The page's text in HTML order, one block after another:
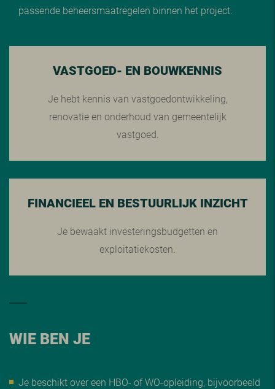
passende beheersmaatregelen binnen het project.
VASTGOED- EN BOUWKENNIS
Je hebt kennis van vastgoedontwikkeling,
renovatie en onderhoud van gemeentelijk
vastgoed.
FINANCIEEL EN BESTUURLIJK INZICHT
Je bewaakt investeringsbudgetten en
exploitatiekosten.
WIE BEN JE
Je beschikt over een HBO- of WO-opleiding, bijvoorbeeld